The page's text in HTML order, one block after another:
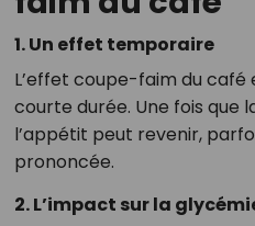
1. Un effet temporaire
L’effet coupe-faim du
courte durée. Une fois que
l’appétit peut revenir,
prononcée.
2. L’impact sur la